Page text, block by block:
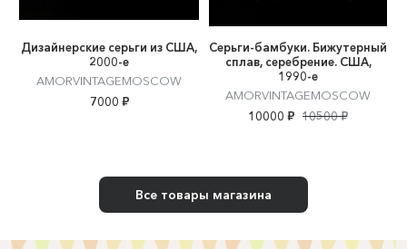
Дизайнерские серьги из США,
2000-е
AMORVINTAGEMOSCOW
7000 ₽
Серьги-бамбуки. Бижутерный
сплав, серебрение. США,
1990-е
AMORVINTAGEMOSCOW
10000 ₽ 10500 ₽
Все товары магазина